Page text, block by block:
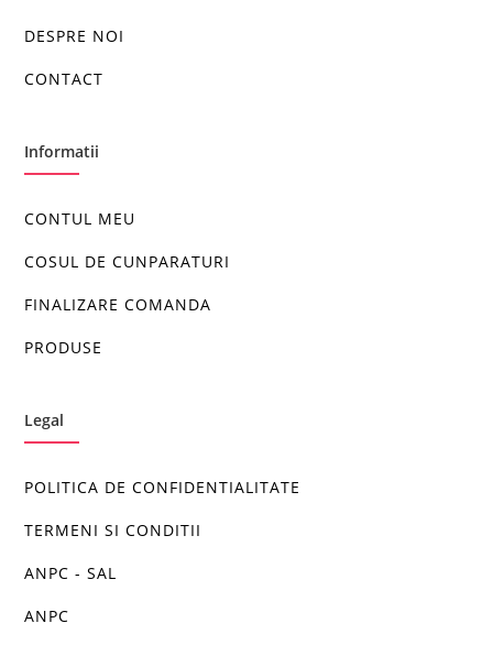
DESPRE NOI
CONTACT
Informatii
CONTUL MEU
COSUL DE CUNPARATURI
FINALIZARE COMANDA
PRODUSE
Legal
POLITICA DE CONFIDENTIALITATE
TERMENI SI CONDITII
ANPC - SAL
ANPC